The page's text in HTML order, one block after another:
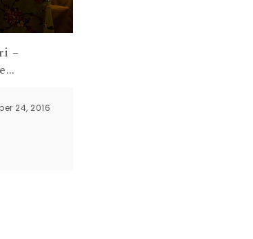
–
24, 2016